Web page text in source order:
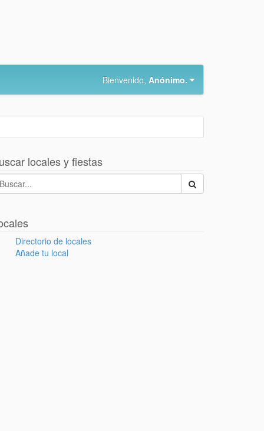
Bienvenido, Anónimo.
locales y fiestas
Directorio de locales
Añade tu local